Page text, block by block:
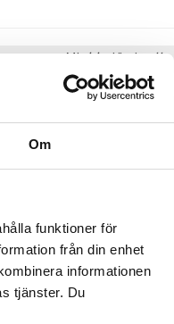
Om
funktioner för
från din enhet
informationen
tjänster. Du
Vinkkejä sinulle
Rose